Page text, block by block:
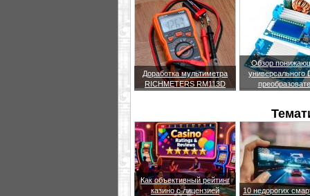
Доработка мультиметра
RICHMETERS RM113D
Обзор
универсального
Как объективный рейтинг
казино с лицензией
10 недорогих